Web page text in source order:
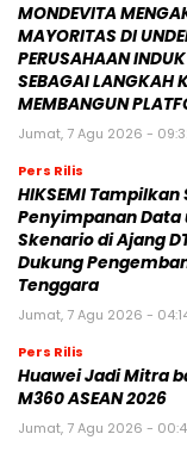
MONDEVITA
MAYORITAS DI
PERUSAHAAN
SEBAGAI LANGKAH
MEMBANGUN
Jumat, 7 Agu 2026 -
Pers Rilis
HIKSEMI Tampilkan
Penyimpanan Data
Skenario di Ajang
Dukung
Tenggara
Jumat, 7 Agu 2026 -
Pers Rilis
Huawei Jadi Mitra
M360 ASEAN 2026
Jumat, 7 Agu 2026 -